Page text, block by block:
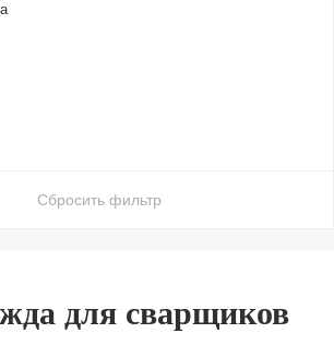
Сбросить фильтр
для сварщиков